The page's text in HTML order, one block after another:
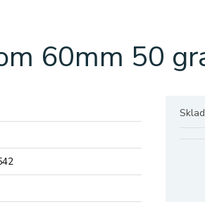
60mm 50